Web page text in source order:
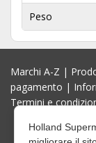
Peso
Marchi A-Z |
pagamento |
Termini e
Holland